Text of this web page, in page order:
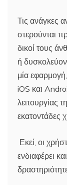
Τις ανάγκες
στερούνται
δικοί τους
ή
μία
iOS και
λειτουργίας
εκατοντάδες
Εκεί, οι
ενδιαφέρει